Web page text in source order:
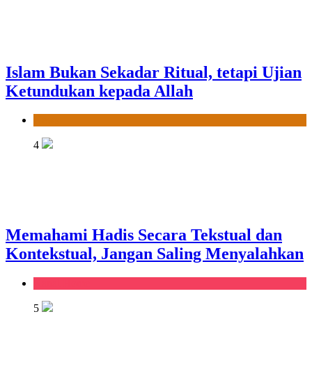
Islam Bukan Sekadar Ritual, tetapi Ujian
Ketundukan kepada Allah
4
Memahami Hadis Secara Tekstual dan
Kontekstual, Jangan Saling Menyalahkan
5